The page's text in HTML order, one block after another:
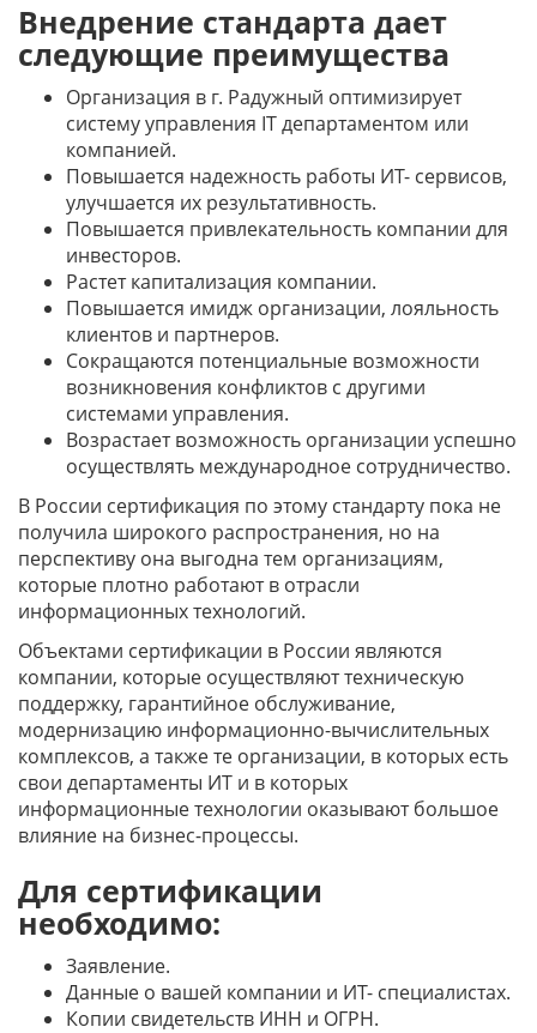
Внедрение стандарта дает
следующие преимущества
Организация в г. Радужный оптимизирует
систему управления IT департаментом или
компанией.
Повышается надежность работы ИТ- сервисов,
улучшается их результативность.
Повышается привлекательность компании для
инвесторов.
Растет капитализация компании.
Повышается имидж организации, лояльность
клиентов и партнеров.
Сокращаются потенциальные возможности
возникновения конфликтов с другими
системами управления.
Возрастает возможность организации успешно
осуществлять международное сотрудничество.
В России сертификация по этому стандарту пока не
получила широкого распространения, но на
перспективу она выгодна тем организациям,
которые плотно работают в отрасли
информационных технологий.
Объектами сертификации в России являются
компании, которые осуществляют техническую
поддержку, гарантийное обслуживание,
модернизацию информационно-вычислительных
комплексов, а также те организации, в которых есть
свои департаменты ИТ и в которых
информационные технологии оказывают большое
влияние на бизнес-процессы.
Для сертификации
необходимо:
Заявление.
Данные о вашей компании и ИТ- специалистах.
Копии свидетельств ИНН и ОГРН.